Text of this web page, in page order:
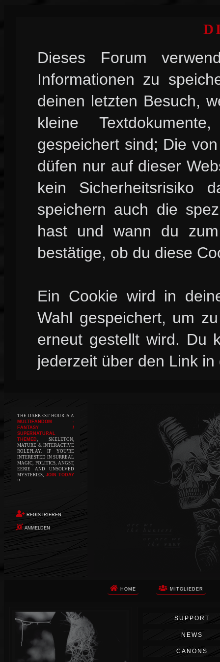
Dieses Forum
Informationen zu
deinen letzten Besuch,
kleine
gespeichert sind; Die
düfen nur auf dieser
kein Sicherheitsrisiko
speichern auch die
hast und wann du
bestätige, ob du diese
Ein Cookie wird in
Wahl gespeichert, um
erneut gestellt wird. Du
jederzeit über den Link
THE DARKEST HOUR IS A
MULTIFANDOM -
FANTASY /
SUPERNATURAL
THEMED, SKELETON,
MATURE & INTERACTIVE
ROLEPLAY. IF YOU’RE
INTERESTED IN SURREAL
MAGIC, POLITICS, ANGST,
EERIE AND UNSOLVED
MYSTERIES, JOIN TODAY
!!
REGISTRIEREN
ANMELDEN
HOME MITGLIEDER
Die Apokalypse. Das ist das Wort,
das Ihnen in den Sinn kommt, als
Sie auf dem Boden aufwachen, Ihr
Körper schmerzt und Ihr Geist
wird von alptraumhaften
Erinnerungen überflutet. Vor
SUPPORT
NEWS
CANONS